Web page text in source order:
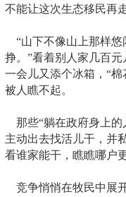
不能让这次生态移民再
“山下不像山上那样悠
挣。”看着别人家几百元
一会儿又添个冰箱，“
被人瞧不起。
那些“躺在政府身上的
主动出去找活儿干，并
看谁家能干，瞧瞧哪户
竞争悄悄在牧民中展